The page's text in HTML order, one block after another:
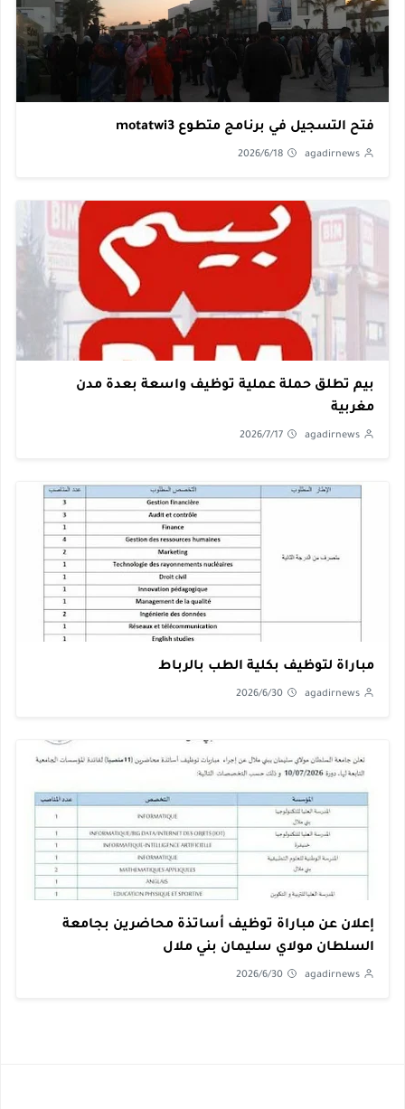
فتح التسجيل في برنامج متطوع motatwi3
agadirnews
2026/6/18
بيم تطلق حملة عملية توظيف واسعة بعدة مدن
مغربية
agadirnews
2026/7/17
مباراة لتوظيف بكلية الطب بالرباط
agadirnews
2026/6/30
إعلان عن مباراة توظيف أساتذة محاضرين بجامعة
السلطان مولاي سليمان بني ملال
agadirnews
2026/6/30